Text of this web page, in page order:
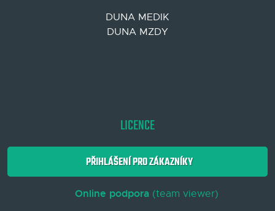
DUNA MEDIK
DUNA MZDY
LICENCE
PŘIHLÁŠENÍ PRO ZÁKAZNÍKY
Online podpora(team viewer)